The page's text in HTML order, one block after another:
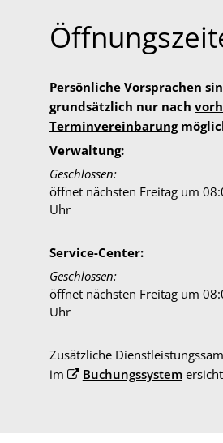
Persönliche Vorsprachen
grundsätzlich nur nach
Terminvereinbarung
Verwaltung:
Klicken, um weitere
Geschlossen:
öffnet nächsten Freitag um
Uhr
Service-Center:
Klicken, um weitere
Geschlossen:
öffnet nächsten Freitag um
Uhr
Zusätzliche
im
Buchungssystem